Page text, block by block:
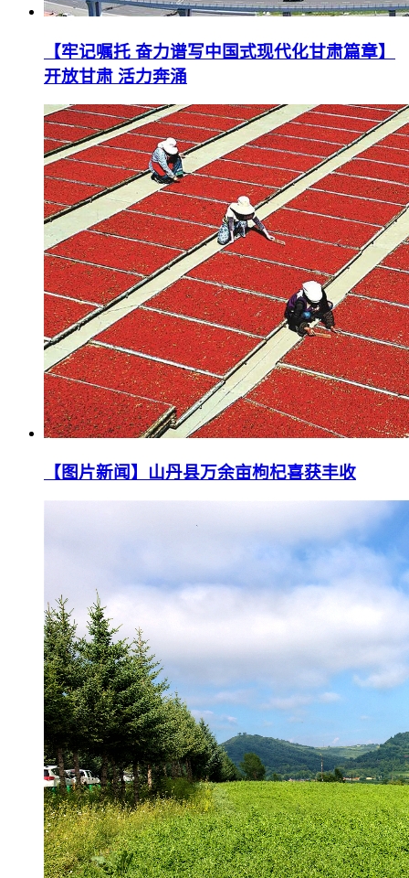
【牢记嘱托 奋力谱写中国式现代化甘肃篇章】
开放甘肃 活力奔涌
【图片新闻】山丹县万余亩枸杞喜获丰收